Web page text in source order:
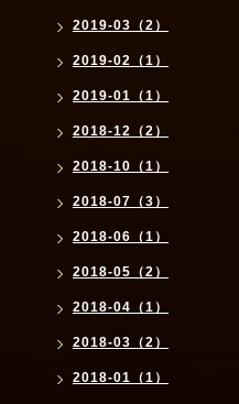
2019-03（2）
2019-02（1）
2019-01（1）
2018-12（2）
2018-10（1）
2018-07（3）
2018-06（1）
2018-05（2）
2018-04（1）
2018-03（2）
2018-01（1）